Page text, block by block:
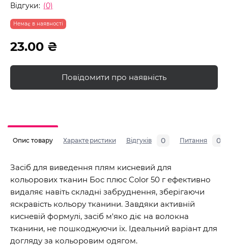
Відгуки: (0)
Немає в наявності
23.00 ₴
Повідомити про наявність
Опис товару Характеристики Відгуків 0 Питання 0
Засіб для виведення плям кисневий для
кольорових тканин Бос плюс Color 50 г ефективно
видаляє навіть складні забруднення, зберігаючи
яскравість кольору тканини. Завдяки активній
кисневій формулі, засіб м'яко діє на волокна
тканини, не пошкоджуючи їх. Ідеальний варіант для
догляду за кольоровим одягом.